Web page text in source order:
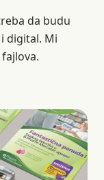
da budu
digital. Mi